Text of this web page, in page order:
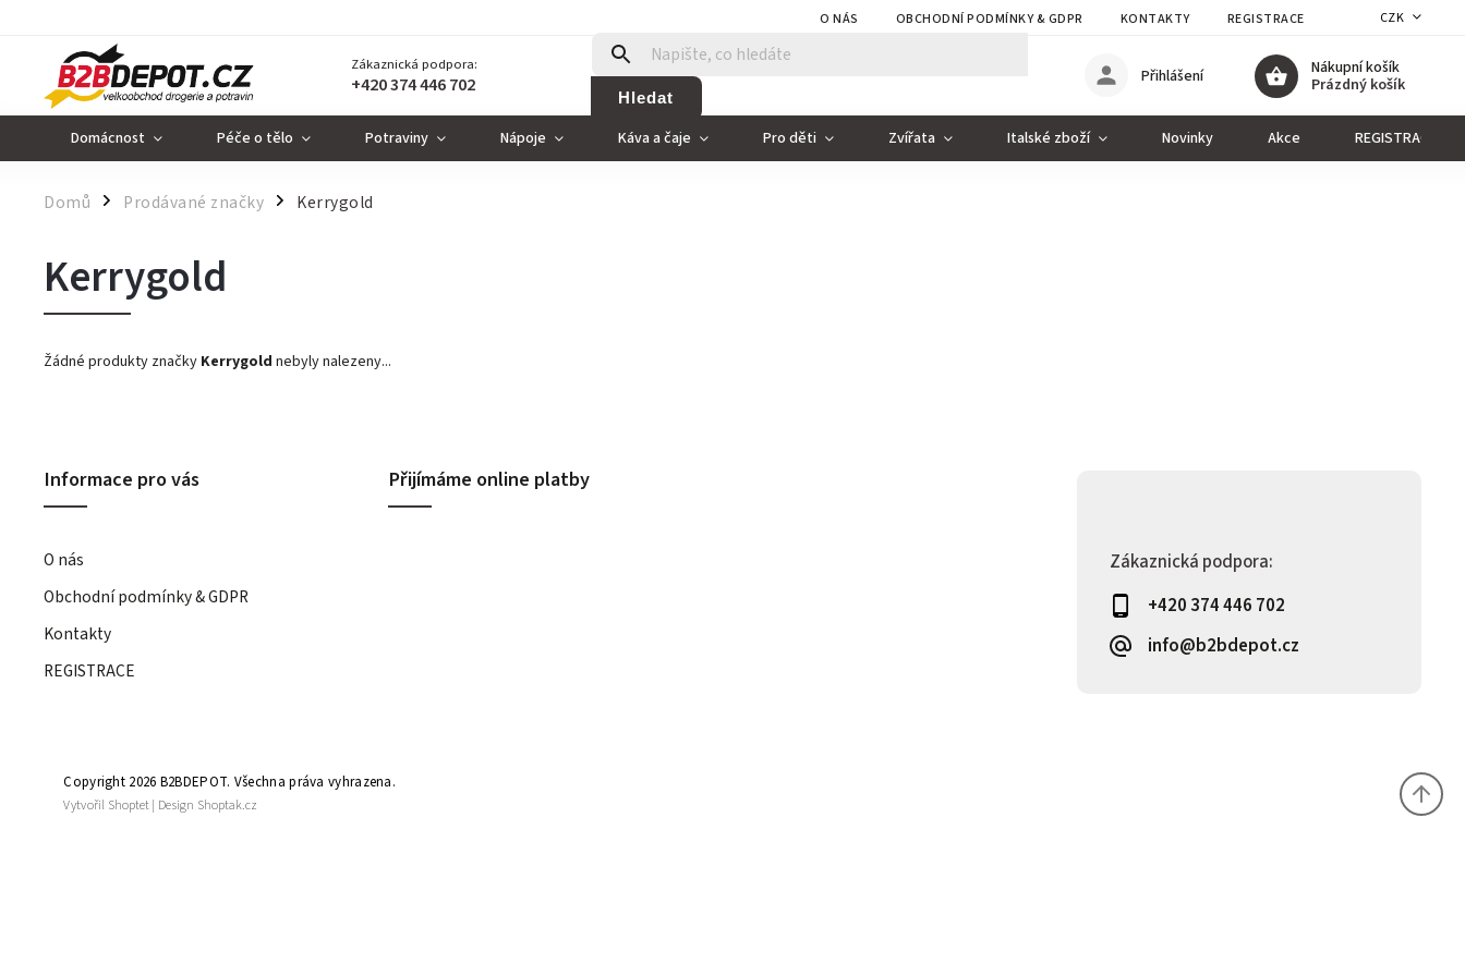
O NÁS OBCHODNÍ PODMÍNKY & GDPR KONTAKTY REGISTRACE CZK
Zákaznická podpora:
+420 374 446 702 Hledat
Nákupní košík
Prázdný košík
Přihlášení
Domácnost Péče o tělo Potraviny Nápoje Káva a čaje Pro děti Zvířata Italské zboží Novinky Akce REGISTRACE
Domů / Prodávané značky / Kerrygold
Kerrygold
Žádné produkty značky Kerrygold nebyly nalezeny...
Zákaznická podpora:
+420 374 446 702
info@b2bdepot.cz
Informace pro vás
O nás
Obchodní podmínky & GDPR
Kontakty
REGISTRACE
Přijímáme online platby
Copyright 2026 B2BDEPOT. Všechna práva vyhrazena.
Vytvořil Shoptet| Design Shoptak.cz